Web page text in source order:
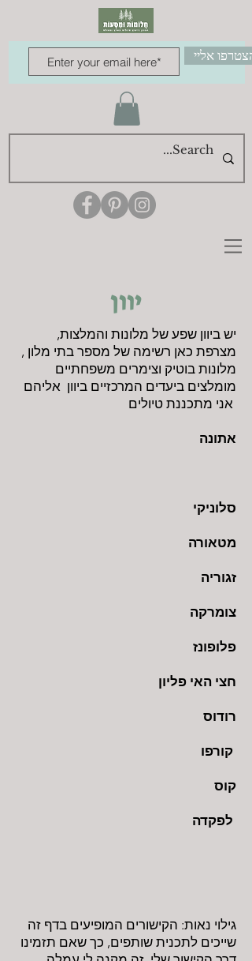
הצטרפו אליי
יוון
יש ביוון שפע של מלונות והמלצות,
מצרפת כאן רשימה של מספר בתי מלון ,
מלונות בוטיק וצימרים משפחתיים
מומלצים ביעדים המרכזיים ביוון אליהם
אתונה
סלוניקי
מטאורה
זגוריה
צומרקה
פלופונז
חצי האי פליון
רודוס
קורפו
קוס
גילוי נאות: הקישורים המופיעים בדף זה
שייכים לתכנית שותפים, כך שאם תזמינו